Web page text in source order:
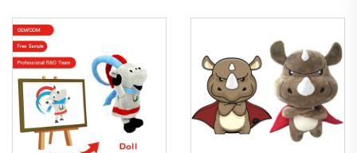
детей, дизайнерская
кукла с уродливым
логотипом,
индивидуальная
плюшевая игрушка-
брелок
виде лисы большая
игрушка в виде лисы